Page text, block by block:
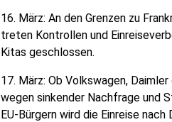
16. März: An den Grenzen zu
treten Kontrollen und
Kitas geschlossen.
17. März: Ob Volkswagen,
wegen sinkender Nachfrage und
EU-Bürgern wird die Einreise